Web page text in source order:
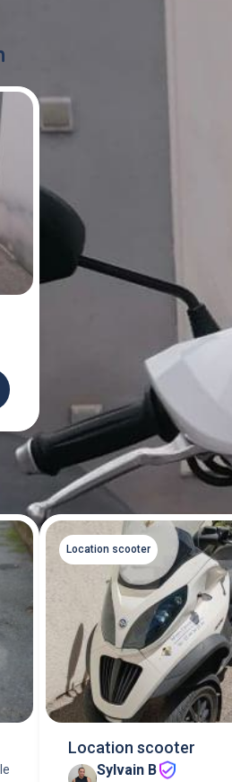
Location scooter
Location scooter
Sylvain B